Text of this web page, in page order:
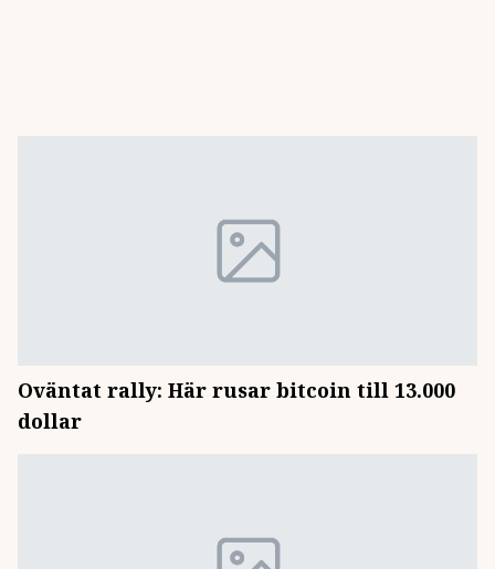
Oväntat rally: Här rusar bitcoin till 13.000
dollar